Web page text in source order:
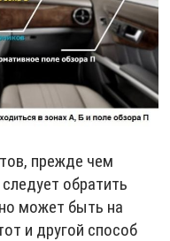
прежде чем
обратить
может быть на
и другой способ